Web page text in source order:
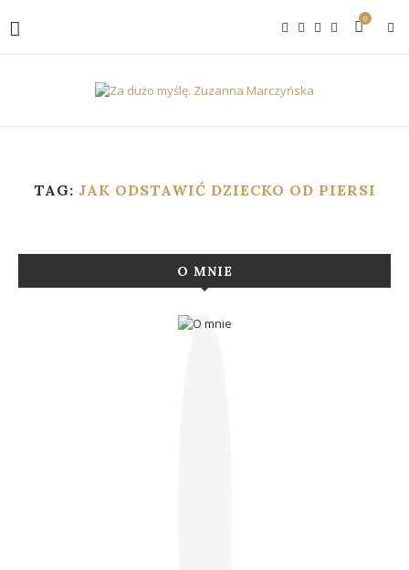
0
TAG: JAK ODSTAWIĆ DZIECKO OD PIERSI
O MNIE